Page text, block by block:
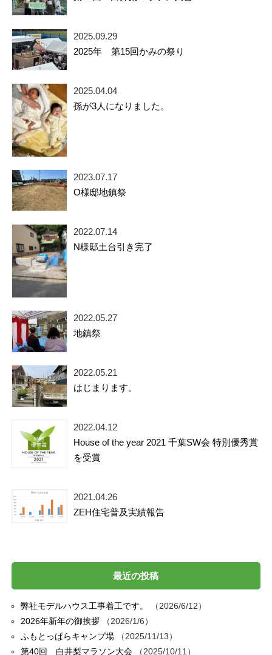
2025.09.29
2025年 第15回かみの祭り
2025.04.04
孫が3人になりました。
2023.07.17
O様邸地鎮祭
2022.07.14
N様邸土台引き完了
2022.05.27
地鎮祭
2022.05.21
はじまります。
2022.04.12
House of the year 2021 千葉SW会 特別優秀賞
を受賞
2021.04.26
ZEH住宅普及実績報告
最近の投稿
弊社モデルハウス工事着工です。
2026/6/12
2026年新年の御挨拶
2026/1/6
ふもとっぱらキャンプ場
2025/11/13
第40回 白井梨マラソン大会
2025/10/11